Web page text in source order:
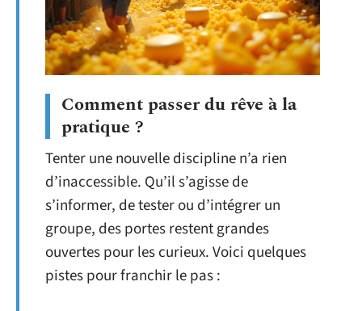
Comment passer du rêve à la
pratique ?
Tenter une nouvelle discipline n’a rien
d’inaccessible. Qu’il s’agisse de
s’informer, de tester ou d’intégrer un
groupe, des portes restent grandes
ouvertes pour les curieux. Voici quelques
pistes pour franchir le pas :